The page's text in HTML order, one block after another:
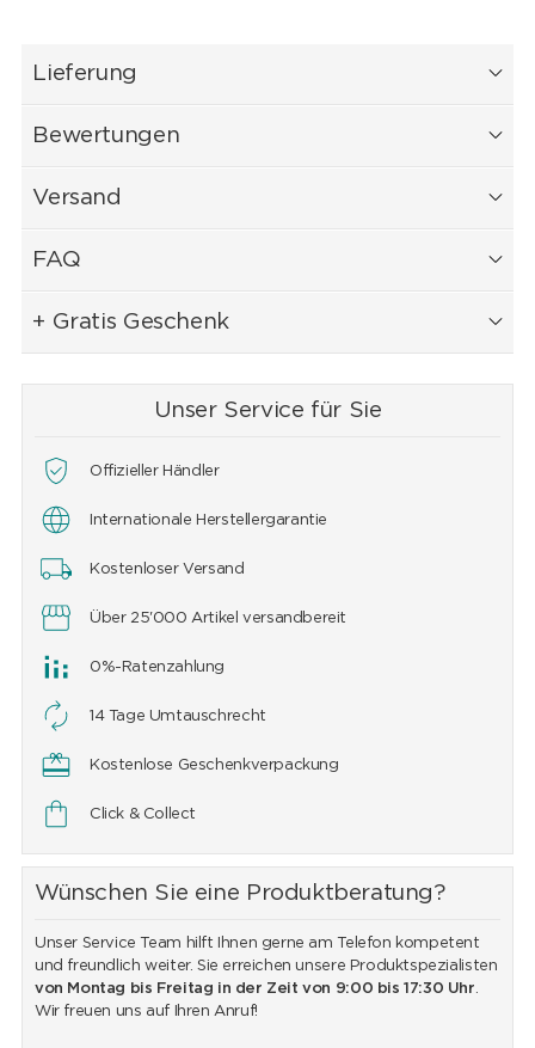
Lieferung
Bewertungen
Versand
FAQ
+ Gratis Geschenk
Unser Service für Sie
Offizieller Händler
Internationale Herstellergarantie
Kostenloser Versand
Über 25'000 Artikel versandbereit
0%-Ratenzahlung
14 Tage Umtauschrecht
Kostenlose Geschenkverpackung
Click & Collect
Wünschen Sie eine Produktberatung?
Unser Service Team hilft Ihnen gerne am Telefon kompetent
und freundlich weiter. Sie erreichen unsere Produktspezialisten
von Montag bis Freitag in der Zeit von 9:00 bis 17:30 Uhr.
Wir freuen uns auf Ihren Anruf!